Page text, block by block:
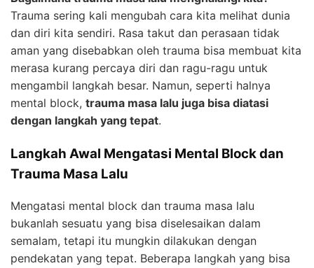
Trauma sering kali mengubah cara kita melihat dunia
dan diri kita sendiri. Rasa takut dan perasaan tidak
aman yang disebabkan oleh trauma bisa membuat kita
merasa kurang percaya diri dan ragu-ragu untuk
mengambil langkah besar. Namun, seperti halnya
mental block, trauma masa lalu juga bisa diatasi
dengan langkah yang tepat.
Langkah Awal Mengatasi Mental Block dan
Trauma Masa Lalu
Mengatasi mental block dan trauma masa lalu
bukanlah sesuatu yang bisa diselesaikan dalam
semalam, tetapi itu mungkin dilakukan dengan
pendekatan yang tepat. Beberapa langkah yang bisa